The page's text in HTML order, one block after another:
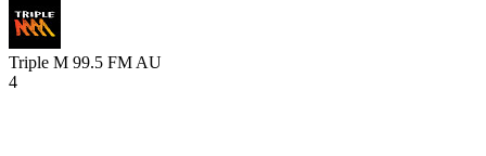
Triple M 99.5 FM AU
4